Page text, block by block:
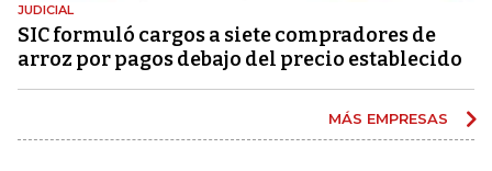
JUDICIAL
SIC formuló cargos a siete compradores de
arroz por pagos debajo del precio establecido
MÁS EMPRESAS